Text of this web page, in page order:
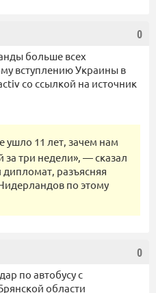
0
больше всех
вступлению Украины в
со ссылкой на источник
ушло 11 лет, зачем нам
за три недели», — сказал
разъясняя
по этому
0
по автобусу с
области